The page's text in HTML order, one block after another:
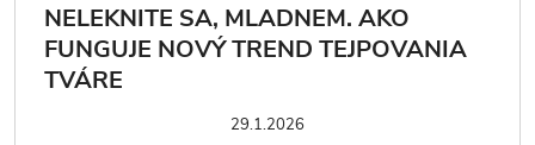
NELEKNITE SA, MLADNEM. AKO
FUNGUJE NOVÝ TREND TEJPOVANIA
TVÁRE
29.1.2026